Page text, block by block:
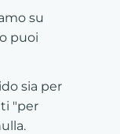
su
puoi
sia per
"per